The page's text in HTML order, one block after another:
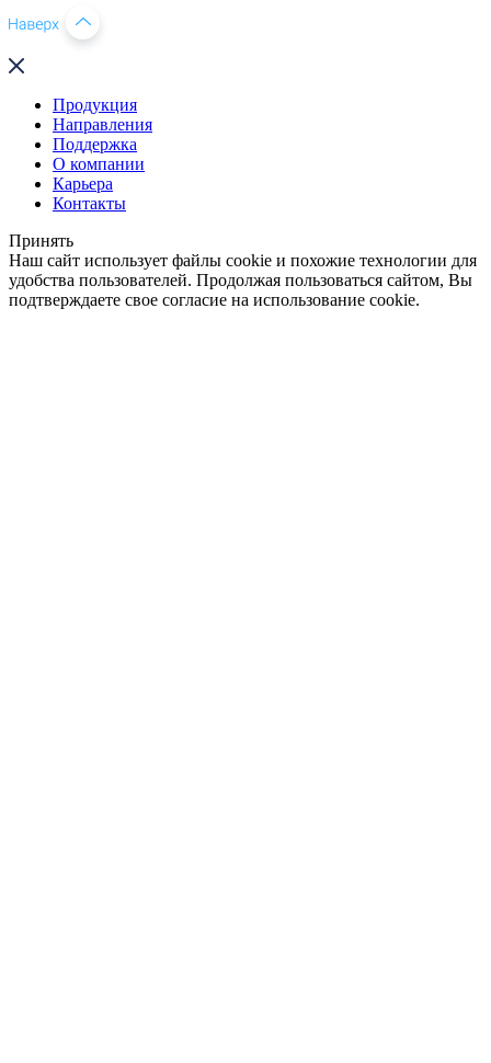
Продукция
Направления
Поддержка
О компании
Карьера
Контакты
Принять
Наш сайт использует файлы cookie и похожие технологии для
удобства пользователей. Продолжая пользоваться сайтом, Вы
подтверждаете свое согласие на использование cookie.